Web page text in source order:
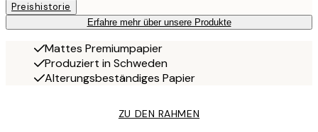
Preishistorie
Erfahre mehr über unsere Produkte
Mattes Premiumpapier
Produziert in Schweden
Alterungsbeständiges Papier
ZU DEN RAHMEN